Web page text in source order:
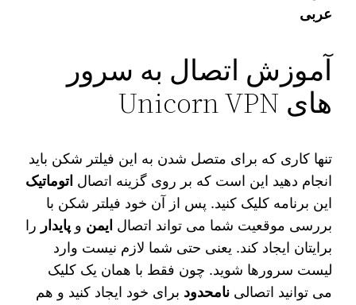
عربی
آموزش اتصال به سرور
های Unicorn VPN
تنها کاری که برای متصل شدن به این فیلتر شکن باید
انجام دهید این است که بر روی گزینه اتصال اتوماتیک
این برنامه کلیک کنید. پس از آن خود فیلتر شکن با
بررسی موقعیت شما می‌ تواند اتصال ایمن وپایدار را
برایتان ایجاد کند. یعنی حتی شما لازم نیست وارد
لیست سرورها شوید. چون فقط با همان یک کلیک
می‌ توانید اتصالینامحدود برای خود ایجاد کنید و هم